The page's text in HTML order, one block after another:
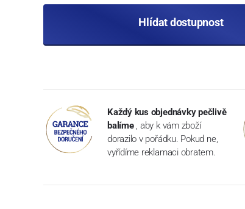
Hlídat dostupnost
Každý kus objednávky pečlivě
balíme , aby k vám zboží
dorazilo v pořádku. Pokud ne,
vyřídíme reklamaci obratem.